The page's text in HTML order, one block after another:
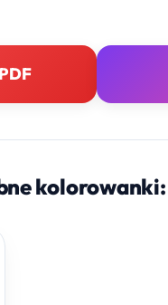
PDF
kolorowanki: